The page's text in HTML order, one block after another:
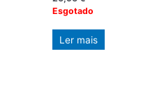
Esgotado
Ler mais